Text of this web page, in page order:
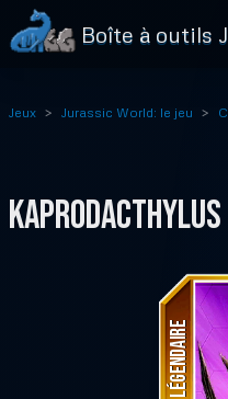
Boîte à outils
Jeux Jurassic World: le jeu
KAPRODACTHYLUS
LÉGENDAIRE